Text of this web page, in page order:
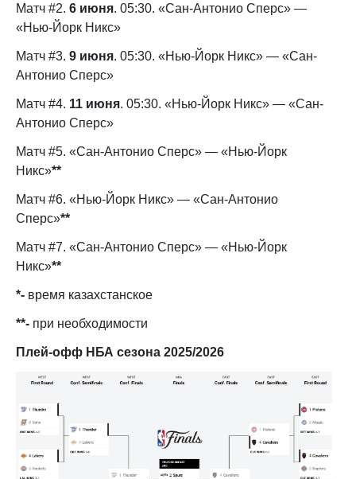
Матч #2. 6 июня. 05:30. «Сан-Антонио Сперс» —
«Нью-Йорк Никс»
Матч #3. 9 июня. 05:30. «Нью-Йорк Никс» — «Сан-
Антонио Сперс»
Матч #4. 11 июня. 05:30. «Нью-Йорк Никс» — «Сан-
Антонио Сперс»
Матч #5. «Сан-Антонио Сперс» — «Нью-Йорк
Никс»**
Матч #6. «Нью-Йорк Никс» — «Сан-Антонио
Сперс»**
Матч #7. «Сан-Антонио Сперс» — «Нью-Йорк
Никс»**
*- время казахстанское
**- при необходимости
Плей-офф НБА сезона 2025/2026